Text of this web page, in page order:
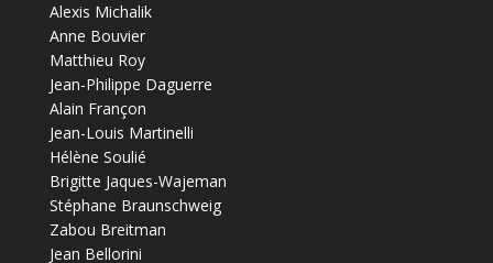
Alexis Michalik
Anne Bouvier
Matthieu Roy
Jean-Philippe Daguerre
Alain Françon
Jean-Louis Martinelli
Hélène Soulié
Brigitte Jaques-Wajeman
Stéphane Braunschweig
Zabou Breitman
Jean Bellorini